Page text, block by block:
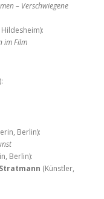
– Verschwiegene
im Film
Berlin):
Berlin):
(Künstler,